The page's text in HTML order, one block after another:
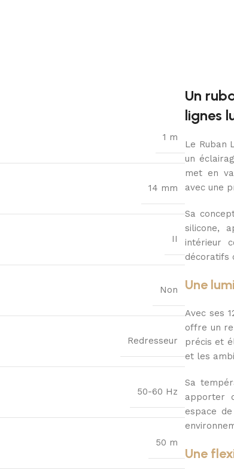
1 m
14 mm
II
Non
Redresseur
50-60 Hz
50 m
Un
lignes
Le Ruban
un
met en
avec une
Sa
silicone,
intérieur
décoratifs
Une
Avec ses
offre un
précis et
et les
Sa
apporter
espace
Une